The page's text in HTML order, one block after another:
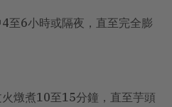
至6小時或隔夜，直至完全膨
燉煮10至15分鐘，直至芋頭